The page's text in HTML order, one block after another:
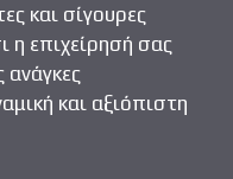
και σίγουρες
η επιχείρησή σας
ανάγκες
και αξιόπιστη